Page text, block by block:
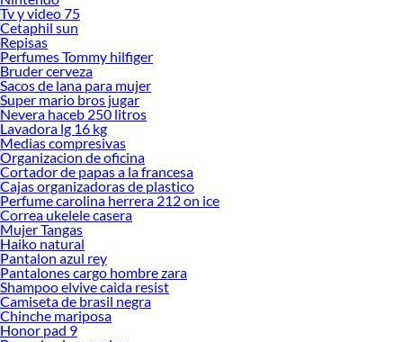
Tv y video 75
Cetaphil sun
Repisas
Perfumes Tommy hilfiger
Bruder cerveza
Sacos de lana para mujer
Super mario bros jugar
Nevera haceb 250 litros
Lavadora lg 16 kg
Medias compresivas
Organizacion de oficina
Cortador de papas a la francesa
Cajas organizadoras de plastico
Perfume carolina herrera 212 on ice
Correa ukelele casera
Mujer Tangas
Haiko natural
Pantalon azul rey
Pantalones cargo hombre zara
Shampoo elvive caida resist
Camiseta de brasil negra
Chinche mariposa
Honor pad 9